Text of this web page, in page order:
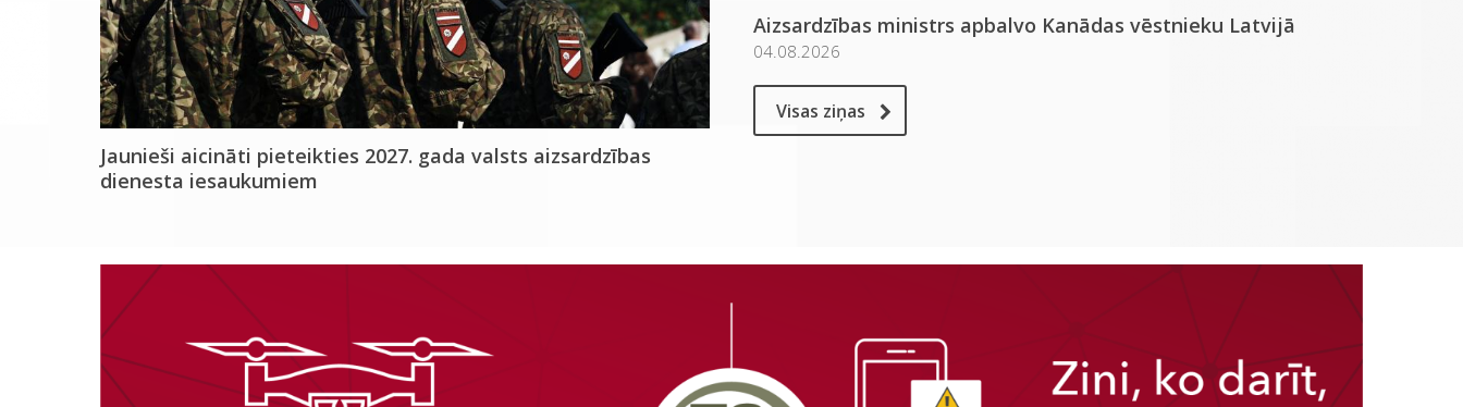
Jaunieši aicināti pieteikties 2027. gada valsts aizsardzības
dienesta iesaukumiem
Aizsardzības ministrs apbalvo Kanādas vēstnieku Latvijā
04.08.2026
Visas ziņas